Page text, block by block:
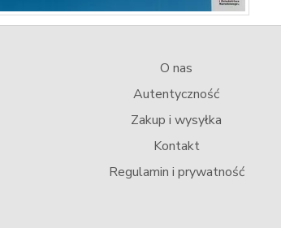
O nas
Autentyczność
Zakup i wysyłka
Kontakt
Regulamin i prywatność